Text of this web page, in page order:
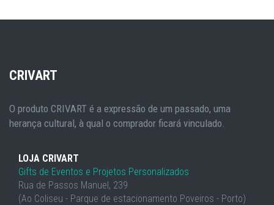
CRIVART
O produto CRIVART é a expressão de um passado, uma
herança cultural, à qual o comprador ficará vinculado.
LOJA CRIVART
Gifts de Eventos e Projetos Personalizados
Rua de Passos Manuel, 239
(Ao Coliseu - Parque de estacionamento Poveiros - Porto)